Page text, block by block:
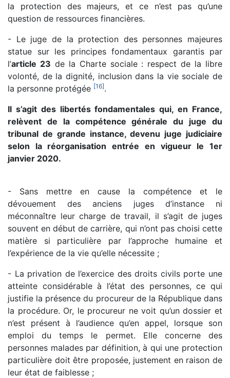
la protection des majeurs, et ce n’est pas qu’une
question de ressources financières.
- Le juge de la protection des personnes majeures
statue sur les principes fondamentaux garantis par
l’article 23 de la Charte sociale : respect de la libre
volonté, de la dignité, inclusion dans la vie sociale de
la personne protégée [16].
Il s’agit des libertés fondamentales qui, en France,
relèvent de la compétence générale du juge du
tribunal de grande instance, devenu juge judiciaire
selon la réorganisation entrée en vigueur le 1er
janvier 2020.
- Sans mettre en cause la compétence et le
dévouement des anciens juges d’instance ni
méconnaître leur charge de travail, il s’agit de juges
souvent en début de carrière, qui n’ont pas choisi cette
matière si particulière par l’approche humaine et
l’expérience de la vie qu’elle nécessite ;
- La privation de l’exercice des droits civils porte une
atteinte considérable à l’état des personnes, ce qui
justifie la présence du procureur de la République dans
la procédure. Or, le procureur ne voit qu’un dossier et
n’est présent à l’audience qu’en appel, lorsque son
emploi du temps le permet. Elle concerne des
personnes malades par définition, à qui une protection
particulière doit être proposée, justement en raison de
leur état de faiblesse ;